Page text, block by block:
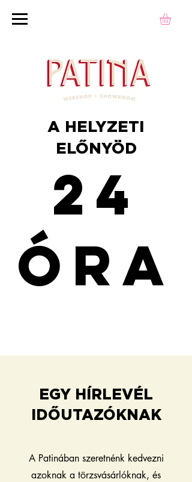
A HELYZETI
ELŐNYÖD
24
óra
EGY HÍRLEVÉL
IDŐUTAZÓKNAK
A Patinában szeretnénk kedvezni
azoknak a törzsvásárlóknak, és